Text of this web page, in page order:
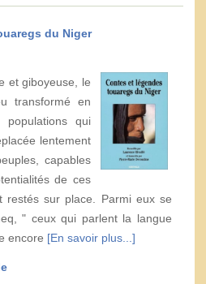
du Niger
et giboyeuse, le
transformé en
qui
lentement
capables
de ces
restés sur place. Parmi eux se
" ceux qui parlent la langue
encore [En savoir plus...]